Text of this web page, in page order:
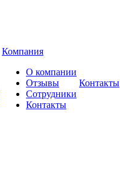
Компания
О компании
Отзывы
Сотрудники
Контакты
Контакты